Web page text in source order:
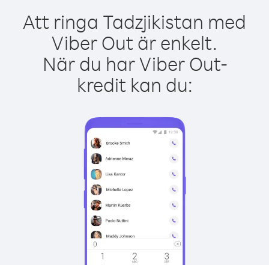
Att ringa Tadzjikistan med
Viber Out är enkelt.
När du har Viber Out-
kredit kan du: